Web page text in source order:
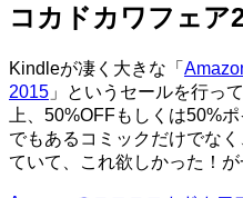
コカドカワフェア
Kindleが凄く大きな「
2015 」というセールを行っ
上、50%OFFもしくは50%
でもあるコミックだけでな
ていて、これ欲しかった！が